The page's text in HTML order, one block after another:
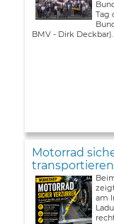
Tag
BMV - Dirk Deckbar).
Motorrad
am